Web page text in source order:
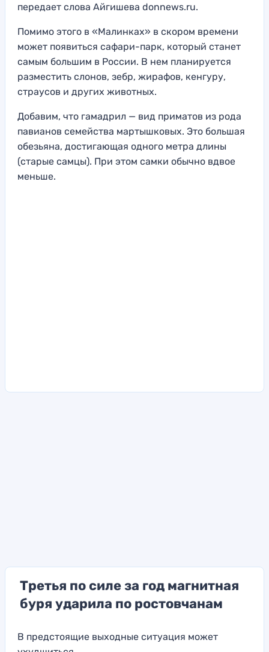
передает слова Айгишева donnews.ru.
Помимо этого в «Малинках» в скором времени
может появиться сафари-парк, который станет
самым большим в России. В нем планируется
разместить слонов, зебр, жирафов, кенгуру,
страусов и других животных.
Добавим, что гамадрил — вид приматов из рода
павианов семейства мартышковых. Это большая
обезьяна, достигающая одного метра длины
(старые самцы). При этом самки обычно вдвое
меньше.
Третья по силе за год магнитная
буря ударила по ростовчанам
В предстоящие выходные ситуация может